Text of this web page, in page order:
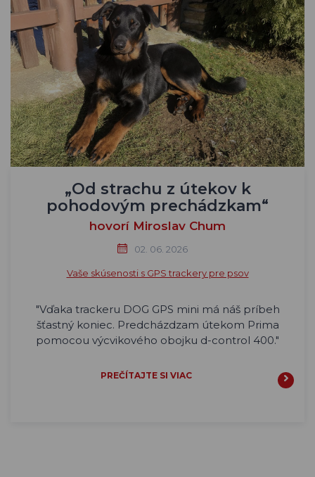
„Od strachu z útekov k
pohodovým prechádzkam“
hovorí Miroslav Chum
02. 06. 2026
Vaše skúsenosti s GPS trackery pre psov
"Vďaka trackeru DOG GPS mini má náš príbeh
šťastný koniec. Predcházdzam útekom Prima
pomocou výcvikového obojku d-control 400."
PREČÍTAJTE SI VIAC